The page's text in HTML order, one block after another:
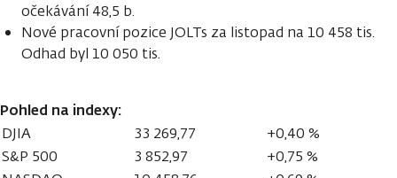
očekávání 48,5 b.
Nové pracovní pozice JOLTs za listopad na 10 458 tis.
Odhad byl 10 050 tis.
Pohled na indexy:
DJIA 33 269,77
+0,40 %
S&P 500
3 852,97
+0,75 %